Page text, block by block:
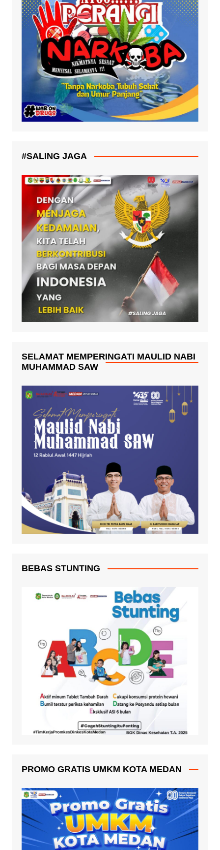
#SALING JAGA
SELAMAT MEMPERINGATI MAULID NABI
MUHAMMAD SAW
BEBAS STUNTING
PROMO GRATIS UMKM KOTA MEDAN